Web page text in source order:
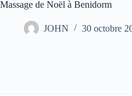
Massage de Noël à Benidorm
JOHN 30 octobre